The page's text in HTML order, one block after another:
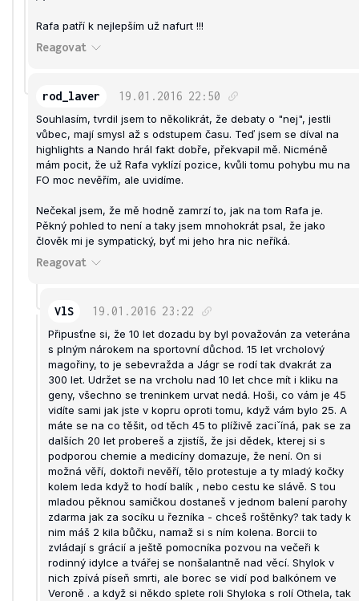
Rafa patří k nejlepším už nafurt !!!
Reagovat
rod_laver 19.01.2016 22:50
Souhlasím, tvrdil jsem to několikrát, že debaty o "nej", jestli
vůbec, mají smysl až s odstupem času. Teď jsem se díval na
highlights a Nando hrál fakt dobře, překvapil mě. Nicméně
mám pocit, že už Rafa vyklízí pozice, kvůli tomu pohybu mu na
FO moc nevěřím, ale uvidíme.
Nečekal jsem, že mě hodně zamrzí to, jak na tom Rafa je.
Pěkný pohled to není a taky jsem mnohokrát psal, že jako
člověk mi je sympatický, byť mi jeho hra nic neříká.
Reagovat
VlS 19.01.2016 23:22
Připusťne si, že 10 let dozadu by byl považován za veterána
s plným nárokem na sportovní důchod. 15 let vrcholový
magořiny, to je sebevražda a Jágr se rodí tak dvakrát za
300 let. Udržet se na vrcholu nad 10 let chce mít i kliku na
geny, všechno se treninkem urvat nedá. Hoši, co vám je 45
vidíte sami jak jste v kopru oproti tomu, když vám bylo 25. A
máte se na co těšit, od těch 45 to plíživě zaciˇíná, pak se za
dalších 20 let probereš a zjistíš, že jsi dědek, kterej si s
podporou chemie a medicíny domazuje, že není. On si
možná věří, doktoři nevěří, tělo protestuje a ty mladý kočky
kolem leda když to hodí balík , nebo cestu ke slávě. S tou
mladou pěknou samičkou dostaneš v jednom balení parohy
zdarma jak za socíku u řezníka - chceš roštěnky? tak tady k
nim máš 2 kila bůčku, namaž si s ním kolena. Borcii to
zvládají s grácií a ještě pomocníka pozvou na večeři k
rodinný idylce a tvářej se nonšalantně nad věcí. Shylok v
nich zpívá píseň smrti, ale borec se vidí pod balkónem ve
Veroně . a když si někdo splete roli Shyloka s rolí Othela, tak